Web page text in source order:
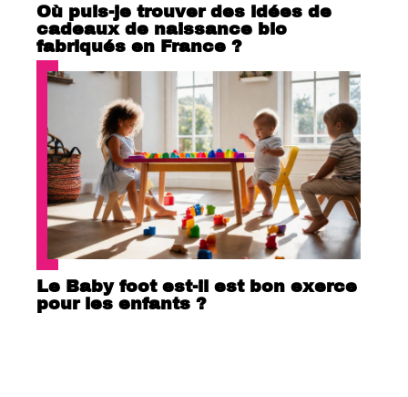
Où puis-je trouver des idées de
cadeaux de naissance bio
fabriqués en France ?
Le Baby foot est-il est bon exerce
pour les enfants ?